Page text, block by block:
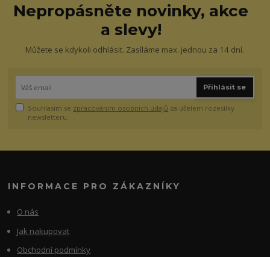
Nepropásněte novinky, akce
a slevy!
Můžete se kdykoli odhlásit. Zasíláme max. jednou za 14 dní.
Přihlásit se
Souhlasím se zpracováním osobních údajů za účelem rozesílky
newsletteru.
INFORMACE PRO ZÁKAZNÍKY
O nás
Jak nakupovat
Obchodní podmínky